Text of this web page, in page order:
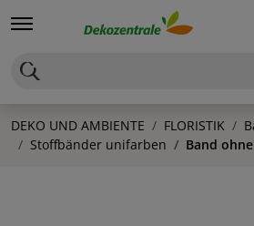
DEKO UND AMBIENTE FLORISTIK
Stoffbänder unifarben
Band